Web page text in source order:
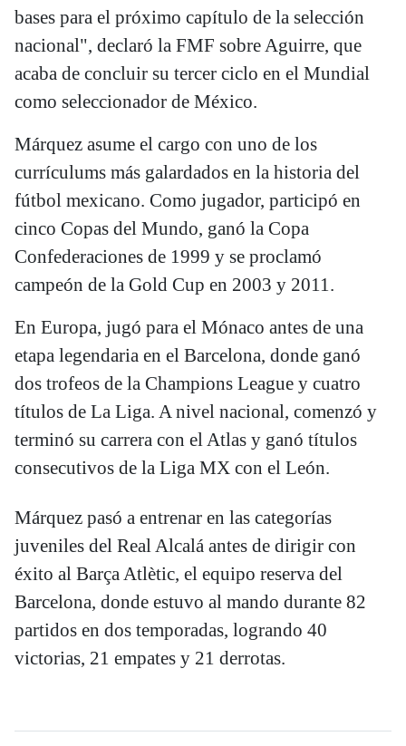
bases para el próximo capítulo de la selección
nacional", declaró la FMF sobre Aguirre, que
acaba de concluir su tercer ciclo en el Mundial
como seleccionador de México.
Márquez asume el cargo con uno de los
currículums más galardados en la historia del
fútbol mexicano. Como jugador, participó en
cinco Copas del Mundo, ganó la Copa
Confederaciones de 1999 y se proclamó
campeón de la Gold Cup en 2003 y 2011.
En Europa, jugó para el Mónaco antes de una
etapa legendaria en el Barcelona, donde ganó
dos trofeos de la Champions League y cuatro
títulos de La Liga. A nivel nacional, comenzó y
terminó su carrera con el Atlas y ganó títulos
consecutivos de la Liga MX con el León.
Márquez pasó a entrenar en las categorías
juveniles del Real Alcalá antes de dirigir con
éxito al Barça Atlètic, el equipo reserva del
Barcelona, donde estuvo al mando durante 82
partidos en dos temporadas, logrando 40
victorias, 21 empates y 21 derrotas.